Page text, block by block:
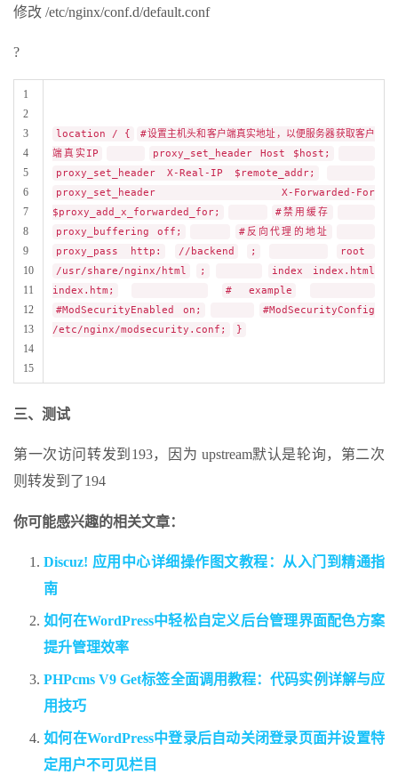
修改 /etc/nginx/conf.d/default.conf
?
1
2
3
4
5
6
7
8
9
10
11
12
13
14
15
location / {
#设置主机头和客户端真实地址，以便服务器获取客户
端真实IP
proxy_set_header Host $host;
proxy_set_header X-Real-IP $remote_addr;
proxy_set_header X-Forwarded-For
$proxy_add_x_forwarded_for;
#禁用缓存
proxy_buffering off;
#反向代理的地址
proxy_pass http:
//backend ;
root
/usr/share/nginx/html
;
index index.html
index.htm;
# example
#ModSecurityEnabled on;
#ModSecurityConfig
/etc/nginx/modsecurity.conf;
}
三、测试
第一次访问转发到193，因为 upstream默认是轮询，第二次
则转发到了194
你可能感兴趣的相关文章：
Discuz! 应用中心详细操作图文教程：从入门到精通指
南
如何在WordPress中轻松自定义后台管理界面配色方案
提升管理效率
PHPcms V9 Get标签全面调用教程：代码实例详解与应
用技巧
如何在WordPress中登录后自动关闭登录页面并设置特
定用户不可见栏目